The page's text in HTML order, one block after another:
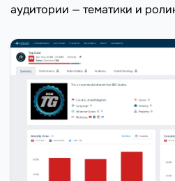
аудитории — тематики и